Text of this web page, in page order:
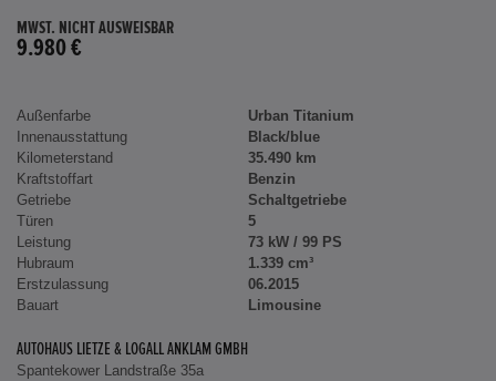
MWST. NICHT AUSWEISBAR
9.980 €
Außenfarbe
Urban Titanium
Innenausstattung
Black/blue
Kilometerstand
35.490 km
Kraftstoffart
Benzin
Getriebe
Schaltgetriebe
Türen
5
Leistung
73 kW / 99 PS
Hubraum
1.339 cm³
Erstzulassung
06.2015
Bauart
Limousine
AUTOHAUS LIETZE & LOGALL ANKLAM GMBH
Spantekower Landstraße 35a